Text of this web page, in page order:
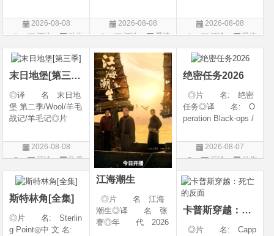
Eleven Eight One S
even◎年 代: 2
国 / 法国 / 美国◎
类 别: 动作 /
2026-08-08
评论
动作
片
道之恋 / 白色宫殿◎
年 代: 1990◎
类 别: 剧情 / 爱
情◎语
2026-08-08
评论
爱情
片
玫瑰 / 英伦转生号
(港) / 谜航(台)◎年
地: 英国◎类
别: 剧情 / 恐
2026-08-08
评论
恐怖
片
末日地堡[第三季]
◎译 名 末日地
堡 第二季/Wool/羊毛
战记/羊毛记◎片
◎年 代 2024◎
产 地 美国◎
幻 / 悬疑◎语
言 英语◎上映日
2026-08-08
评论
欧美
剧
江海潮生
◎片 名 江海
潮生◎译 名 张
謇◎年 代 2026
绝密任务2026
◎片 名: 绝密
任务◎译 名: O
peration Black-ops /
&amp;middot;绝密任
务◎年 代: 202
大陆◎类 别:
动作 / 战争 / 犯
2026-08-07
评论
动作
片
斯特林角[全集]
◎片 名: Sterlin
g Point◎中 文 名:
卡普斯穿越：死亡的反面
◎片 名: Capp